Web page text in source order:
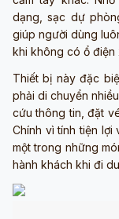
dạng, sạc dự
giúp người dùng
khi không có ổ điện
Thiết bị này đặc
phải di chuyển
cứu thông tin, đặt
Chính vì tính tiện
một trong những
hành khách khi đi